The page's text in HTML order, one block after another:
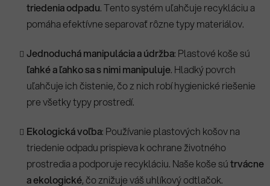
triedenia odpadu. Tento systém uľahčuje recykláciu a
pomáha efektívne separovať rôzne typy materiálov.
Jednoduchá manipulácia a údržba: Plastové koše sú
ľahké a ľahko sa s nimi manipuluje. Hladký povrch
uľahčuje ich čistenie, čo z nich robí hygienické riešenie
pre všetky typy prostredí.
Ekologická voľba: Používanie plastových košov na
triedenie odpadu prispieva k ochrane životného
prostredia a podporuje recykláciu. Naše koše sútrvácne
a ekologické, čo znižuje váš uhlíkový odtlačok.